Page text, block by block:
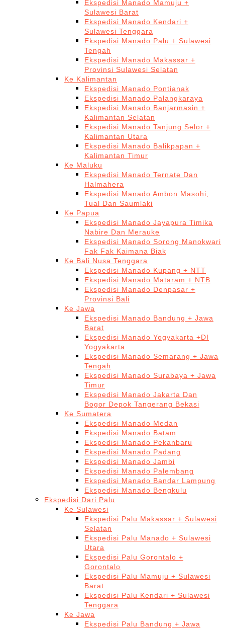
Ekspedisi Manado Mamuju +
Sulawesi Barat
Ekspedisi Manado Kendari +
Sulawesi Tenggara
Ekspedisi Manado Palu + Sulawesi
Tengah
Ekspedisi Manado Makassar +
Provinsi Sulawesi Selatan
Ke Kalimantan
Ekspedisi Manado Pontianak
Ekspedisi Manado Palangkaraya
Ekspedisi Manado Banjarmasin +
Kalimantan Selatan
Ekspedisi Manado Tanjung Selor +
Kalimantan Utara
Ekspedisi Manado Balikpapan +
Kalimantan Timur
Ke Maluku
Ekspedisi Manado Ternate Dan
Halmahera
Ekspedisi Manado Ambon Masohi,
Tual Dan Saumlaki
Ke Papua
Ekspedisi Manado Jayapura Timika
Nabire Dan Merauke
Ekspedisi Manado Sorong Manokwari
Fak Fak Kaimana Biak
Ke Bali Nusa Tenggara
Ekspedisi Manado Kupang + NTT
Ekspedisi Manado Mataram + NTB
Ekspedisi Manado Denpasar +
Provinsi Bali
Ke Jawa
Ekspedisi Manado Bandung + Jawa
Barat
Ekspedisi Manado Yogyakarta +DI
Yogyakarta
Ekspedisi Manado Semarang + Jawa
Tengah
Ekspedisi Manado Surabaya + Jawa
Timur
Ekspedisi Manado Jakarta Dan
Bogor Depok Tangerang Bekasi
Ke Sumatera
Ekspedisi Manado Medan
Ekspedisi Manado Batam
Ekspedisi Manado Pekanbaru
Ekspedisi Manado Padang
Ekspedisi Manado Jambi
Ekspedisi Manado Palembang
Ekspedisi Manado Bandar Lampung
Ekspedisi Manado Bengkulu
Ekspedisi Dari Palu
Ke Sulawesi
Ekspedisi Palu Makassar + Sulawesi
Selatan
Ekspedisi Palu Manado + Sulawesi
Utara
Ekspedisi Palu Gorontalo +
Gorontalo
Ekspedisi Palu Mamuju + Sulawesi
Barat
Ekspedisi Palu Kendari + Sulawesi
Tenggara
Ke Jawa
Ekspedisi Palu Bandung + Jawa